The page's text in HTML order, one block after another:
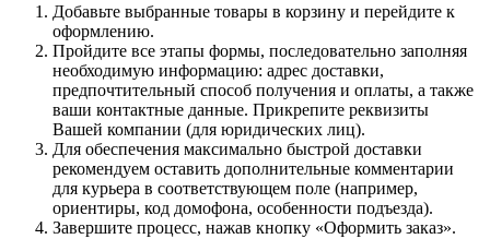
Добавьте выбранные товары в корзину и перейдите к
оформлению.
Пройдите все этапы формы, последовательно заполняя
необходимую информацию: адрес доставки,
предпочтительный способ получения и оплаты, а также
ваши контактные данные. Прикрепите реквизиты
Вашей компании (для юридических лиц).
Для обеспечения максимально быстрой доставки
рекомендуем оставить дополнительные комментарии
для курьера в соответствующем поле (например,
ориентиры, код домофона, особенности подъезда).
Завершите процесс, нажав кнопку «Оформить заказ».